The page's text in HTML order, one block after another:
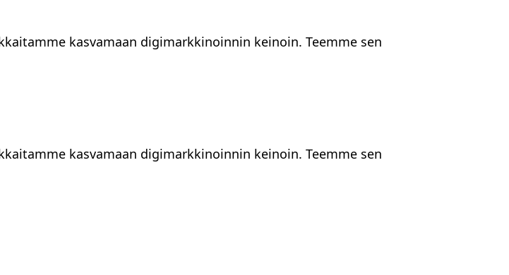
kasvamaan digimarkkinoinnin keinoin. Teemme sen
kasvamaan digimarkkinoinnin keinoin. Teemme sen